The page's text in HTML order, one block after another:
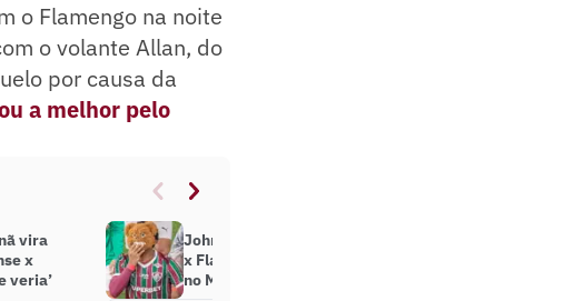
o Flamengo na noite
o volante Allan, do
por causa da
a melhor pelo
vira
x
veria’
John Kennedy decide Fluminense
x Flamengo marcado por temporal
no Maracanã